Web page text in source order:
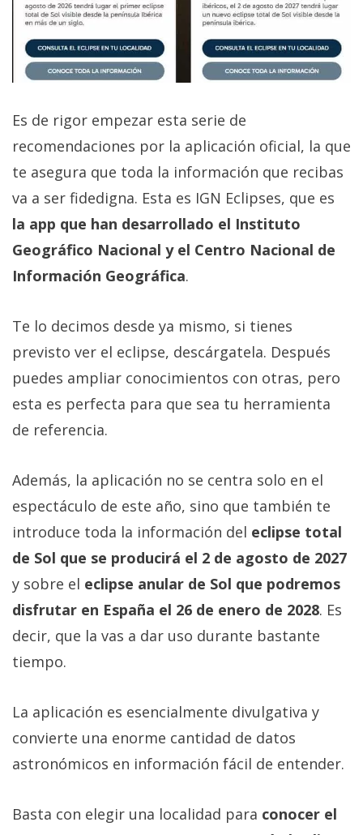
Es de rigor empezar esta serie de
recomendaciones por la aplicación oficial, la que
te asegura que toda la información que recibas
va a ser fidedigna. Esta es IGN Eclipses, que es
la app que han desarrollado el Instituto
Geográfico Nacional y el Centro Nacional de
Información Geográfica.
Te lo decimos desde ya mismo, si tienes
previsto ver el eclipse, descárgatela. Después
puedes ampliar conocimientos con otras, pero
esta es perfecta para que sea tu herramienta
de referencia.
Además, la aplicación no se centra solo en el
espectáculo de este año, sino que también te
introduce toda la información del eclipse total
de Sol que se producirá el 2 de agosto de 2027
y sobre el eclipse anular de Sol que podremos
disfrutar en España el 26 de enero de 2028. Es
decir, que la vas a dar uso durante bastante
tiempo.
La aplicación es esencialmente divulgativa y
convierte una enorme cantidad de datos
astronómicos en información fácil de entender.
Basta con elegir una localidad para conocer el